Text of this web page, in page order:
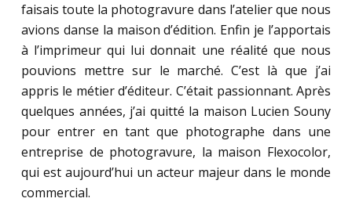
faisais toute la photogravure dans l’atelier que nous
avions danse la maison d’édition. Enfin je l’apportais
à l’imprimeur qui lui donnait une réalité que nous
pouvions mettre sur le marché. C’est là que j’ai
appris le métier d’éditeur. C’était passionnant. Après
quelques années, j’ai quitté la maison Lucien Souny
pour entrer en tant que photographe dans une
entreprise de photogravure, la maison Flexocolor,
qui est aujourd’hui un acteur majeur dans le monde
commercial.